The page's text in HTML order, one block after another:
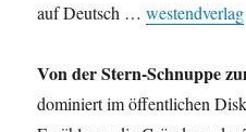
auf Deutsch …westendverlag
Von der Stern-Schnuppe
dominiert im öffentlichen